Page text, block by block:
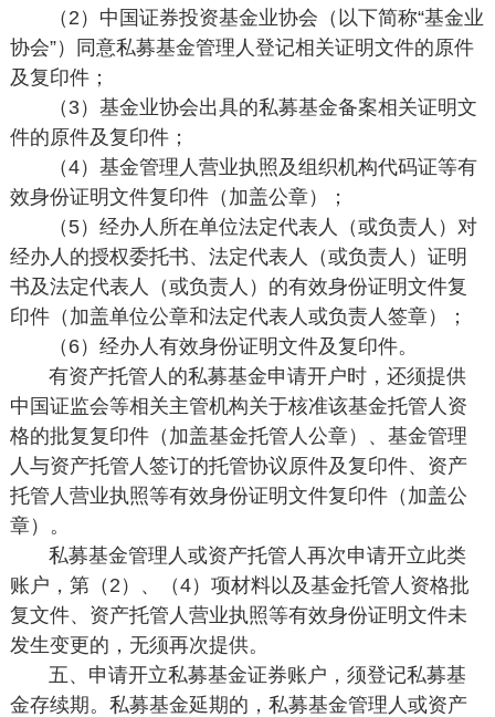
（2）中国证券投资基金业协会（以下简称“基金业
协会”）同意私募基金管理人登记相关证明文件的原件
及复印件；
（3）基金业协会出具的私募基金备案相关证明文
件的原件及复印件；
（4）基金管理人营业执照及组织机构代码证等有
效身份证明文件复印件（加盖公章）；
（5）经办人所在单位法定代表人（或负责人）对
经办人的授权委托书、法定代表人（或负责人）证明
书及法定代表人（或负责人）的有效身份证明文件复
印件（加盖单位公章和法定代表人或负责人签章）；
（6）经办人有效身份证明文件及复印件。
有资产托管人的私募基金申请开户时，还须提供
中国证监会等相关主管机构关于核准该基金托管人资
格的批复复印件（加盖基金托管人公章）、基金管理
人与资产托管人签订的托管协议原件及复印件、资产
托管人营业执照等有效身份证明文件复印件（加盖公
章）。
私募基金管理人或资产托管人再次申请开立此类
账户，第（2）、（4）项材料以及基金托管人资格批
复文件、资产托管人营业执照等有效身份证明文件未
发生变更的，无须再次提供。
五、申请开立私募基金证券账户，须登记私募基
金存续期。私募基金延期的，私募基金管理人或资产